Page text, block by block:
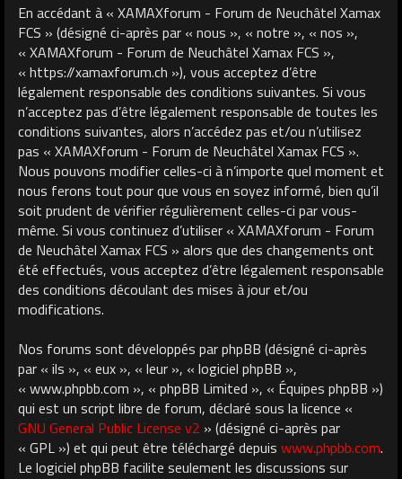
En accédant à « XAMAXforum - Forum de Neuchâtel Xamax
FCS » (désigné ci-après par « nous », « notre », « nos »,
« XAMAXforum - Forum de Neuchâtel Xamax FCS »,
« https://xamaxforum.ch »), vous acceptez d’être
légalement responsable des conditions suivantes. Si vous
n’acceptez pas d’être légalement responsable de toutes les
conditions suivantes, alors n’accédez pas et/ou n’utilisez
pas « XAMAXforum - Forum de Neuchâtel Xamax FCS ».
Nous pouvons modifier celles-ci à n’importe quel moment et
nous ferons tout pour que vous en soyez informé, bien qu’il
soit prudent de vérifier régulièrement celles-ci par vous-
même. Si vous continuez d’utiliser « XAMAXforum - Forum
de Neuchâtel Xamax FCS » alors que des changements ont
été effectués, vous acceptez d’être légalement responsable
des conditions découlant des mises à jour et/ou
modifications.
Nos forums sont développés par phpBB (désigné ci-après
par « ils », « eux », « leur », « logiciel phpBB »,
« www.phpbb.com », « phpBB Limited », « Équipes phpBB »)
qui est un script libre de forum, déclaré sous la licence «
GNU General Public License v2 » (désigné ci-après par
« GPL ») et qui peut être téléchargé depuis www.phpbb.com.
Le logiciel phpBB facilite seulement les discussions sur